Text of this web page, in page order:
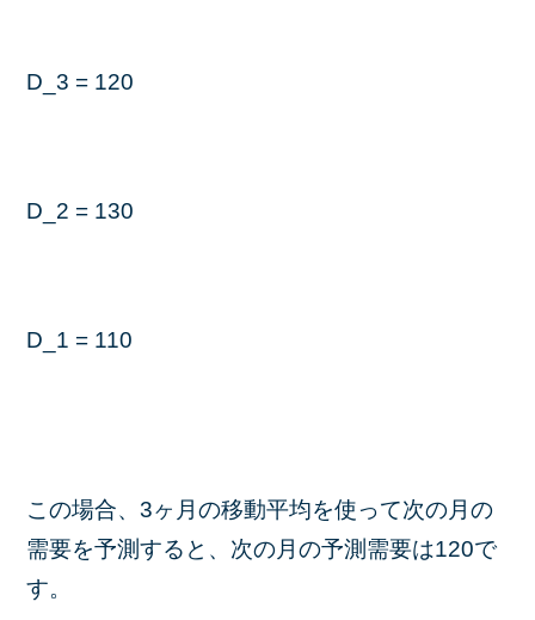
D_3 = 120
D_2 = 130
D_1 = 110
この場合、3ヶ月の移動平均を使って次の月の
需要を予測すると、次の月の予測需要は120で
す。